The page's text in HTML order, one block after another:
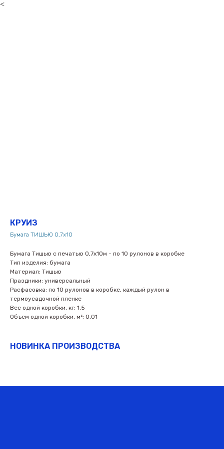
<
КРУИЗ
Бумага ТИШЬЮ 0,7х10
Бумага Тишью с печатью 0,7х10м - по 10 рулонов в коробке
Тип изделия: бумага
Материал: Тишью
Праздники: универсальный
Расфасовка: по 10 рулонов в коробке, каждый рулон в
термоусадочной пленке
Вес одной коробки, кг: 1,5
Объем одной коробки, м³: 0,01
НОВИНКА ПРОИЗВОДСТВА